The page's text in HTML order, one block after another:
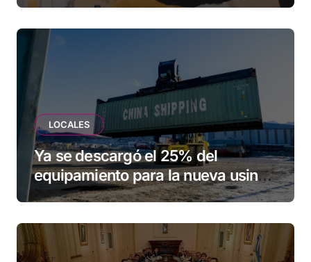
LOCALES
Ya se descargó el 25% del
equipamiento para la nueva usina
de Ushuaia